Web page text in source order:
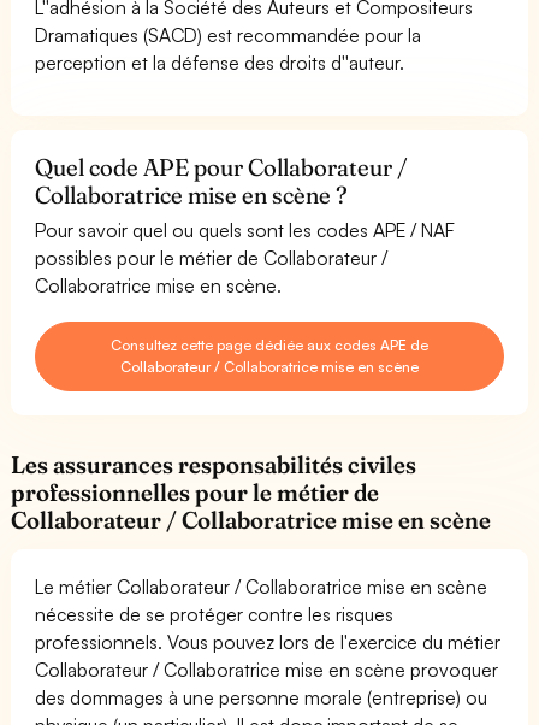
L''adhésion à la Société des Auteurs et Compositeurs
Dramatiques (SACD) est recommandée pour la
perception et la défense des droits d''auteur.
Quel code APE pour Collaborateur /
Collaboratrice mise en scène ?
Pour savoir quel ou quels sont les codes APE / NAF
possibles pour le métier de Collaborateur /
Collaboratrice mise en scène.
Consultez cette page dédiée aux codes APE de
Collaborateur / Collaboratrice mise en scène
Les assurances responsabilités civiles
professionnelles pour le métier de
Collaborateur / Collaboratrice mise en scène
Le métier Collaborateur / Collaboratrice mise en scène
nécessite de se protéger contre les risques
professionnels. Vous pouvez lors de l'exercice du métier
Collaborateur / Collaboratrice mise en scène provoquer
des dommages à une personne morale (entreprise) ou